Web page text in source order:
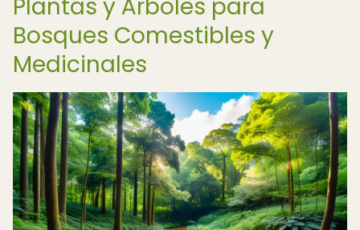
Plantas y Árboles para
Bosques Comestibles y
Medicinales